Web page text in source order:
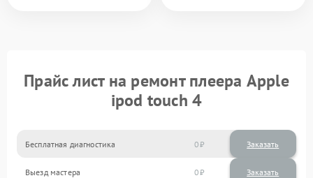
Прайс лист на ремонт плеера Apple
ipod touch 4
Бесплатная диагностика 0 Заказать
Выезд мастера 0 Заказать